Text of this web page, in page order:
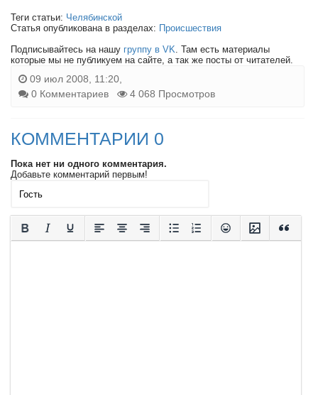
Теги статьи: Челябинской
Статья опубликована в разделах: Происшествия
Подписывайтесь на нашу группу в VK. Там есть материалы
которые мы не публикуем на сайте, а так же посты от читателей.
09 июл 2008, 11:20,
0 Комментариев
4 068 Просмотров
КОММЕНТАРИИ 0
Пока нет ни одного комментария.
Добавьте комментарий первым!